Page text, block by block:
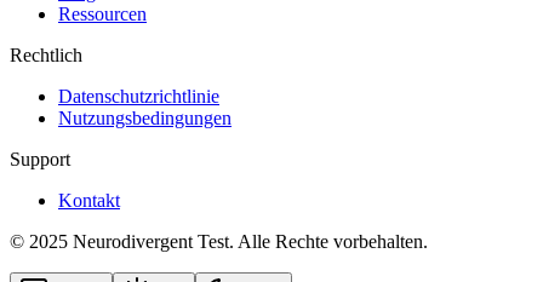
Ressourcen
Rechtlich
Datenschutzrichtlinie
Nutzungsbedingungen
Support
Kontakt
© 2025 Neurodivergent Test. Alle Rechte vorbehalten.